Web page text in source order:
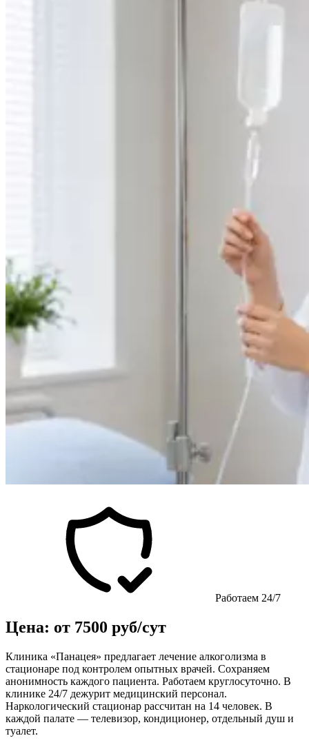
Работаем 24/7
Цена: от 7500 руб/сут
Клиника «Панацея» предлагает лечение алкоголизма в
стационаре под контролем опытных врачей. Сохраняем
анонимность каждого пациента. Работаем круглосуточно. В
клинике 24/7 дежурит медицинский персонал.
Наркологический стационар рассчитан на 14 человек. В
каждой палате — телевизор, кондиционер, отдельный душ и
туалет.